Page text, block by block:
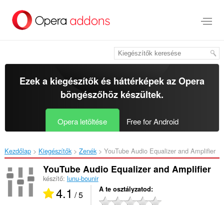
Ezek a kiegészítők és háttérképek azOpera
böngészőhözkészültek.
Opera letöltése Free for Android
Kezdőlap Kiegészítők Zenék YouTube Audio Equalizer and Amplifier‎
YouTube Audio Equalizer and Amplifier
készítő: lunu-bounir
4.1 / 5 A te osztályzatod